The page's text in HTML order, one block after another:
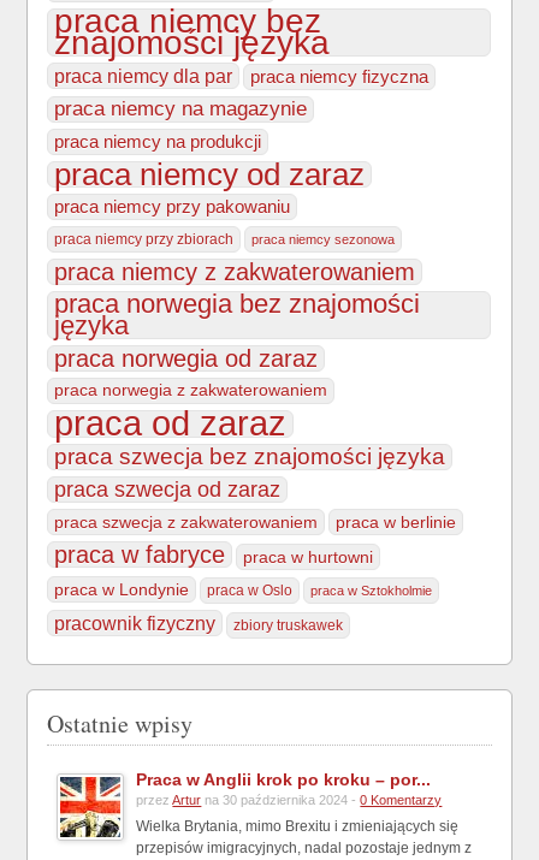
praca niemcy bez
znajomości języka
praca niemcy dla par praca niemcy fizyczna
praca niemcy na magazynie
praca niemcy na produkcji
praca niemcy od zaraz
praca niemcy przy pakowaniu
praca niemcy przy zbiorach praca niemcy sezonowa
praca niemcy z zakwaterowaniem
praca norwegia bez znajomości
języka
praca norwegia od zaraz
praca norwegia z zakwaterowaniem
praca od zaraz
praca szwecja bez znajomości języka
praca szwecja od zaraz
praca szwecja z zakwaterowaniem praca w berlinie
praca w fabryce
praca w hurtowni
praca w Londynie
praca w Oslo praca w Sztokholmie
pracownik fizyczny zbiory truskawek
Ostatnie wpisy
Praca w Anglii krok po kroku – por...
przezArtur na 30 października 2024 -0 Komentarzy
Wielka Brytania, mimo Brexitu i zmieniających się
przepisów imigracyjnych, nadal pozostaje jednym z